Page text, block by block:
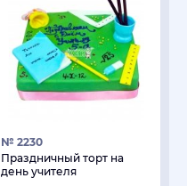
№ 2230
Праздничный торт на
день учителя